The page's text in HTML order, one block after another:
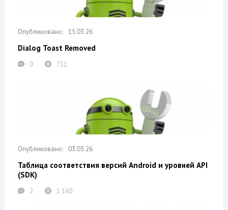
15.03.26
Dialog Toast Removed
0 711
03.03.26
Таблица соответствия версий Android и уровней API
(SDK)
2 1 160